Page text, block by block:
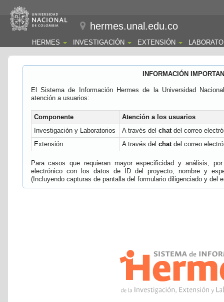
hermes.unal.edu.co
HERMES INVESTIGACIÓN EXTENSIÓN
INFORMACIÓN
El Sistema de Información Hermes de la Universidad
atención a usuarios:
Componente
Atención a los usuarios
Investigación y Laboratorios
A través del chatdel correo
Extensión
A través del chatdel correo
Para casos que requieran mayor especificidad y análisis,
electrónico con los datos de ID del proyecto, nombre y
(Incluyendo capturas de pantalla del formulario diligenciado y del